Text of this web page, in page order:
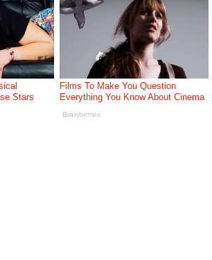
Kontroversi Yang Membuat Dunia Bola
Sepak Curiga
Saham Mempengaruhi Ekonomi